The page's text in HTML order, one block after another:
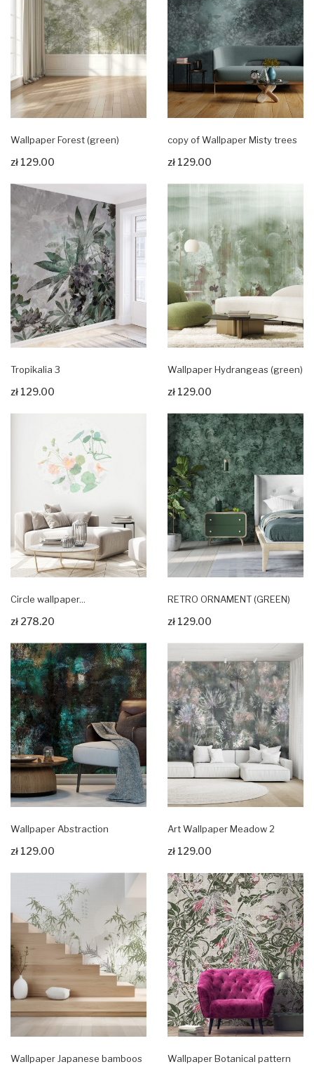
Wallpaper Forest (green)
zł 129.00
Zobacz produkt
copy of Wallpaper Misty trees
zł 129.00
Zobacz produkt
Tropikalia 3
zł 129.00
Zobacz produkt
Wallpaper Hydrangeas (green)
zł 129.00
Zobacz produkt
Circle wallpaper...
zł 278.20
Zobacz produkt
RETRO ORNAMENT (GREEN)
zł 129.00
Zobacz produkt
Wallpaper Abstraction
zł 129.00
Zobacz produkt
Art Wallpaper Meadow 2
zł 129.00
Zobacz produkt
Wallpaper Japanese bamboos Wallpaper Botanical pattern